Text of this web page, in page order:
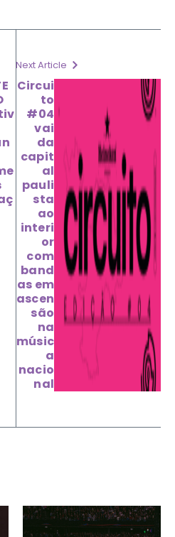
Next Article
Circui
to
#04
vai
da
capit
al
pauli
sta
ao
interi
or
com
band
as em
ascen
são
na
músic
a
nacio
nal